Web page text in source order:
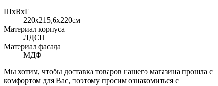
ШхВхГ
220x215,6х220см
Материал корпуса
ЛДСП
Материал фасада
МДФ
Мы хотим, чтобы доставка товаров нашего магазина прошла с
комфортом для Вас, поэтому просим ознакомиться с